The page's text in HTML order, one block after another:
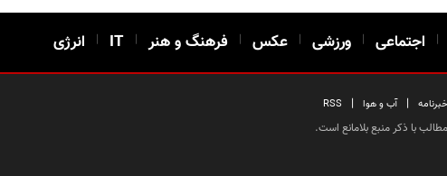
| اجتماعی | ورزشی | عکس | فرهنگ و هنر |
IT
| انرژی
خبرنامه | آب و هوا |
RSS
با ذکر منبع بلامانع است.